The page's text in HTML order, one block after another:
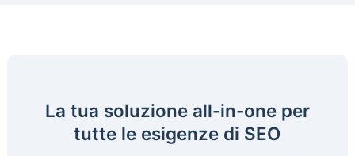
La tua soluzione all-in-one per
tutte le esigenze di SEO